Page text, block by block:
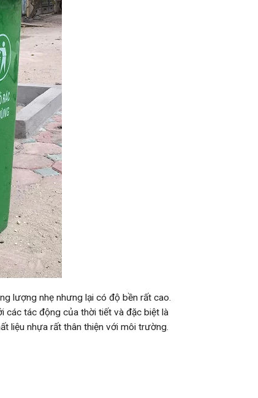
lượng nhẹ nhưng lại có độ bền rất cao.
các tác động của thời tiết và đặc biệt là
liệu nhựa rất thân thiện với môi trường.